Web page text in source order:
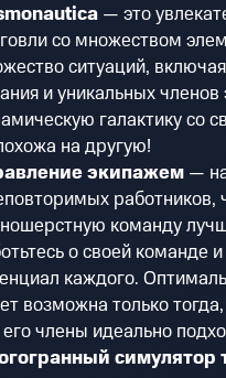
— это
со множеством
ситуаций,
и уникальных
галактику со
на другую!
экипажем—
работников,
команду
о своей команде
каждого.
возможна только
его члены идеально
симулятор